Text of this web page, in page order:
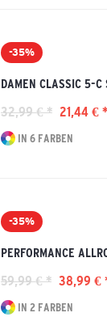
-35%
DAMEN CLASSIC 5-C
32,99 € * 21,44 € *
IN 6 FARBEN
-35%
PERFORMANCE
59,99 € * 38,99 €
IN 2 FARBEN